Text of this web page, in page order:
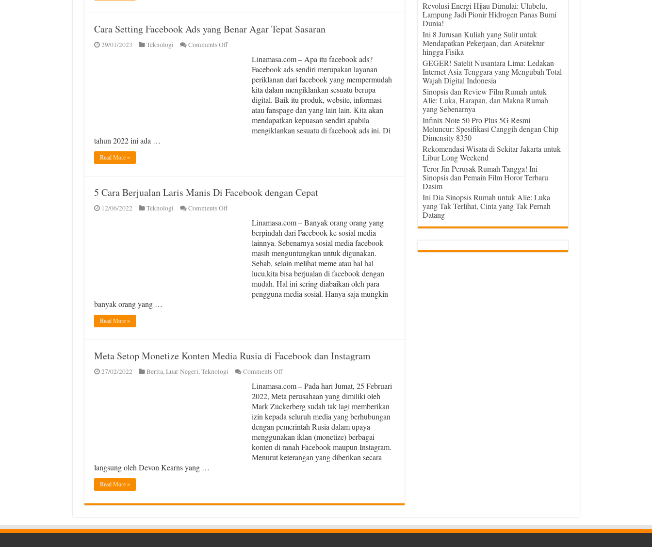
Cara Setting Facebook Ads yang Benar Agar Tepat Sasaran
29/01/2023 Teknologi Comments Offon
Facebook
Linamasa.com – Apa itu facebook ads?
Facebook ads sendiri merupakan layanan
periklanan dari facebook yang mempermudah
kita dalam mengiklankan sesuatu berupa
digital. Baik itu produk, website, informasi
atau fanspage dan yang lain lain. Kita akan
mendapatkan kepuasan sendiri apabila
mengiklankan sesuatu di facebook ads ini. Di
tahun 2022 ini ada …
Read More »
5 Cara Berjualan Laris Manis Di Facebook dengan Cepat
12/06/2022 Teknologi Comments Offon
Berjualan
Facebook
Linamasa.com – Banyak orang orang yang
berpindah dari Facebook ke sosial media
lainnya. Sebenarnya sosial media facebook
masih menguntungkan untuk digunakan.
Sebab, selain melihat meme atau hal hal
lucu,kita bisa berjualan di facebook dengan
mudah. Hal ini sering diabaikan oleh para
pengguna media sosial. Hanya saja mungkin
banyak orang yang …
Read More »
Meta Setop Monetize Konten Media Rusia di Facebook dan Instagram
27/02/2022 Berita,Luar Negeri,Teknologi Comments Offon
Setop
Monetize
Konten
Media
Rusia
di
Facebook
dan
Instagram
Linamasa.com – Pada hari Jumat, 25 Februari
2022, Meta perusahaan yang dimiliki oleh
Mark Zuckerberg sudah tak lagi memberikan
izin kepada seluruh media yang berhubungan
dengan pemerintah Rusia dalam upaya
menggunakan iklan (monetize) berbagai
konten di ranah Facebook maupun Instagram.
Menurut keterangan yang diberikan secara
langsung oleh Devon Kearns yang …
Read More »
Revolusi Energi Hijau Dimulai: Ulubelu,
Lampung Jadi Pionir Hidrogen Panas Bumi
Dunia!
Ini 8 Jurusan Kuliah yang Sulit untuk
Mendapatkan Pekerjaan, dari Arsitektur
hingga Fisika
GEGER! Satelit Nusantara Lima: Ledakan
Internet Asia Tenggara yang Mengubah Total
Wajah Digital Indonesia
Sinopsis dan Review Film Rumah untuk
Alie: Luka, Harapan, dan Makna Rumah
yang Sebenarnya
Infinix Note 50 Pro Plus 5G Resmi
Meluncur: Spesifikasi Canggih dengan Chip
Dimensity 8350
Rekomendasi Wisata di Sekitar Jakarta untuk
Libur Long Weekend
Teror Jin Perusak Rumah Tangga! Ini
Sinopsis dan Pemain Film Horor Terbaru
Dasim
Ini Dia Sinopsis Rumah untuk Alie: Luka
yang Tak Terlihat, Cinta yang Tak Pernah
Datang